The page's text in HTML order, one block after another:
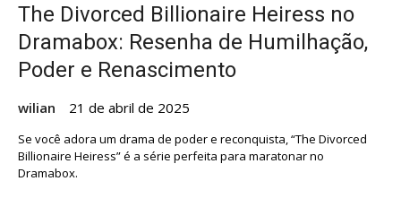
The Divorced Billionaire Heiress no
Dramabox: Resenha de Humilhação,
Poder e Renascimento
wilian 21 de abril de 2025
Se você adora um drama de poder e reconquista, “The Divorced
Billionaire Heiress” é a série perfeita para maratonar no
Dramabox.